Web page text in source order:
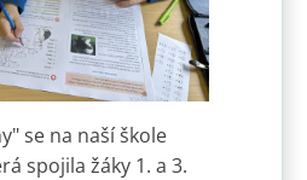
se na naší škole
spojila žáky 1. a 3.